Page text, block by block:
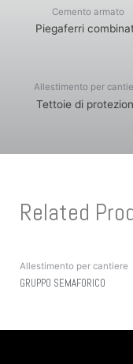
Cemento armato
Piegaferri
Allestimento per
Tettoie di
Related
Allestimento per cantiere
GRUPPO SEMAFORICO